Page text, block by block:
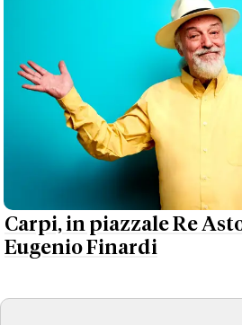
Carpi, in piazzale Re
Eugenio Finardi